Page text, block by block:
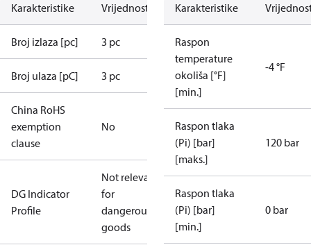
Karakteristike Vrijednost
Broj izlaza [pc] 3 pc
Broj ulaza [pC] 3 pc
China RoHS
exemption
clause
No
DG Indicator
Profile
Not relevant
for
dangerous
goods
Karakteristike
Raspon
temperature
okoliša [°F]
[min.]
-4 °F
Raspon tlaka
(Pi) [bar]
[maks.]
120 bar
Raspon tlaka
(Pi) [bar]
[min.]
0 bar